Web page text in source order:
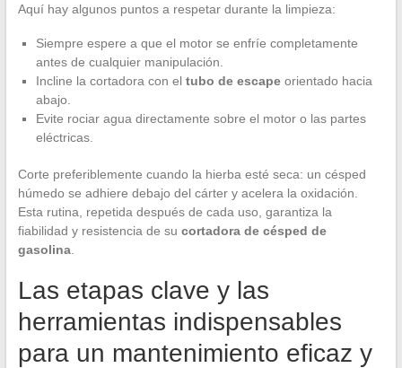
Aquí hay algunos puntos a respetar durante la limpieza:
Siempre espere a que el motor se enfríe completamente
antes de cualquier manipulación.
Incline la cortadora con el tubo de escapeorientado hacia
abajo.
Evite rociar agua directamente sobre el motor o las partes
eléctricas.
Corte preferiblemente cuando la hierba esté seca: un césped
húmedo se adhiere debajo del cárter y acelera la oxidación.
Esta rutina, repetida después de cada uso, garantiza la
fiabilidad y resistencia de su cortadora de césped de
gasolina.
Las etapas clave y las
herramientas indispensables
para un mantenimiento eficaz y